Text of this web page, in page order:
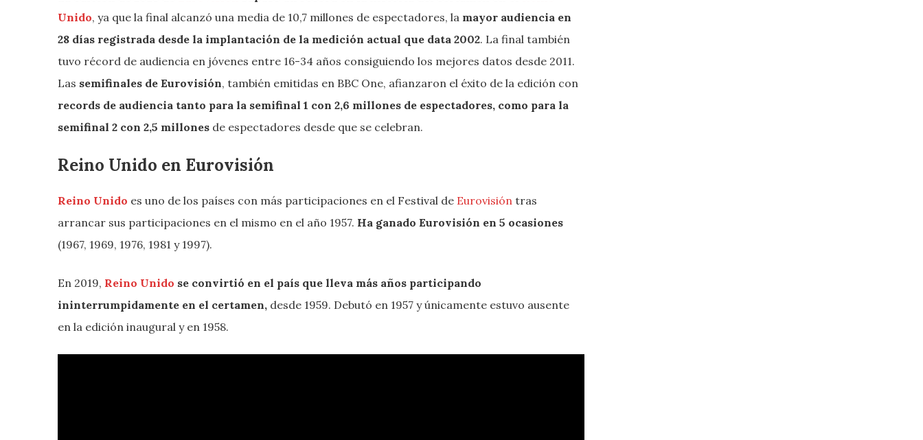
Unido, ya que la final alcanzó una media de 10,7 millones de espectadores, la mayor audiencia en
28 días registrada desde la implantación de la medición actual que data 2002. La final también
tuvo récord de audiencia en jóvenes entre 16-34 años consiguiendo los mejores datos desde 2011.
Las semifinales de Eurovisión, también emitidas en BBC One, afianzaron el éxito de la edición con
records de audiencia tanto para la semifinal 1 con 2,6 millones de espectadores, como para la
semifinal 2 con 2,5 millones de espectadores desde que se celebran.
Reino Unido en Eurovisión
Reino Unido es uno de los países con más participaciones en el Festival de Eurovisión tras
arrancar sus participaciones en el mismo en el año 1957. Ha ganado Eurovisión en 5 ocasiones
(1967, 1969, 1976, 1981 y 1997).
En 2019, Reino Unido se convirtió en el país que lleva más años participando
ininterrumpidamente en el certamen, desde 1959. Debutó en 1957 y únicamente estuvo ausente
en la edición inaugural y en 1958.